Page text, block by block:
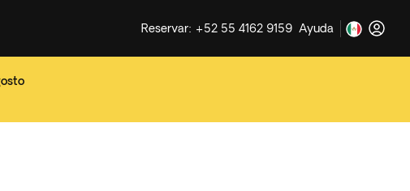
Reservar: +52 55 4162 9159 Ayuda